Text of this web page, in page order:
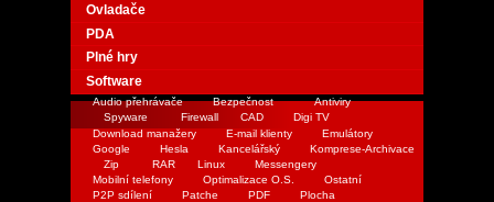
Ovladače
PDA
Plné hry
Software
Audio přehrávače Bezpečnost
Antiviry
Spyware
Firewall CAD
Digi TV
Download manažery
E-mail klienty
Emulátory
Google
Hesla Kancelářský
Komprese-Archivace
Zip
RAR Linux
Messengery
Mobilní telefony
Optimalizace O.S.
Ostatní
P2P sdílení
Patche PDF
Plocha